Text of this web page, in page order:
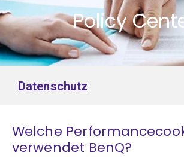
Policy
Datenschutz
Welche
verwendet BenQ?